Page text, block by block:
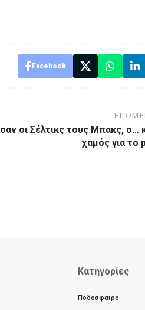
Facebook
οι Σέλτικς τους Μπακς, ο…
χαμός για το
Κατηγορίες
Ποδόσφαιρο